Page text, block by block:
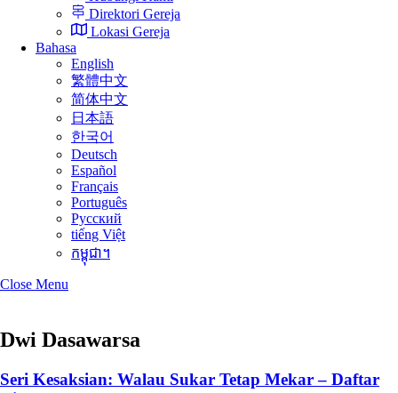
Direktori Gereja
Lokasi Gereja
Bahasa
English
繁體中文
简体中文
日本語
한국어
Deutsch
Español
Français
Português
Русский
tiếng Việt
កម្ពុជា។
Close Menu
Dwi Dasawarsa
Seri Kesaksian: Walau Sukar Tetap Mekar – Daftar